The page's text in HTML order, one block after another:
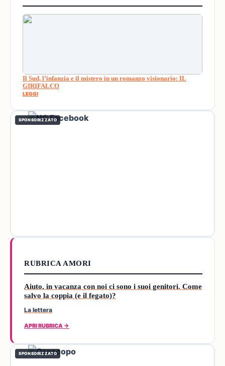
Il Sud, l’infanzia e il mistero in un romanzo visionario: IL
GIRIFALCO
LEGGI
SPONSORIZZATO
RUBRICA AMORI
Aiuto, in vacanza con noi ci sono i suoi genitori. Come
salvo la coppia (e il fegato)?
La lettera
APRI RUBRICA →
SPONSORIZZATO